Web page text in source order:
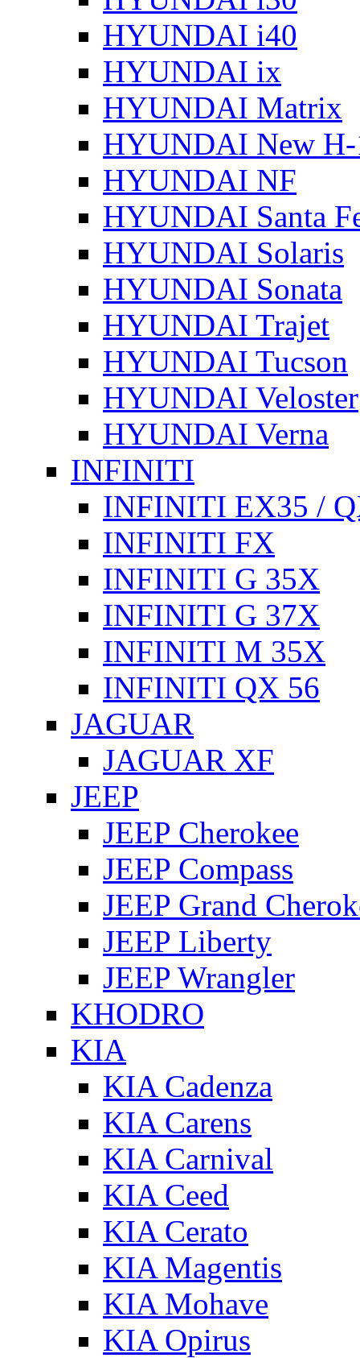
HYUNDAI i40
HYUNDAI ix
HYUNDAI Matrix
HYUNDAI New
HYUNDAI NF
HYUNDAI Santa
HYUNDAI Solaris
HYUNDAI Sonata
HYUNDAI Trajet
HYUNDAI Tucson
HYUNDAI Veloster
HYUNDAI Verna
INFINITI
INFINITI EX35 /
INFINITI FX
INFINITI G 35X
INFINITI G 37X
INFINITI M 35X
INFINITI QX 56
JAGUAR
JAGUAR XF
JEEP
JEEP Cherokee
JEEP Compass
JEEP Grand
JEEP Liberty
JEEP Wrangler
KHODRO
KIA
KIA Cadenza
KIA Carens
KIA Carnival
KIA Ceed
KIA Cerato
KIA Magentis
KIA Mohave
KIA Opirus